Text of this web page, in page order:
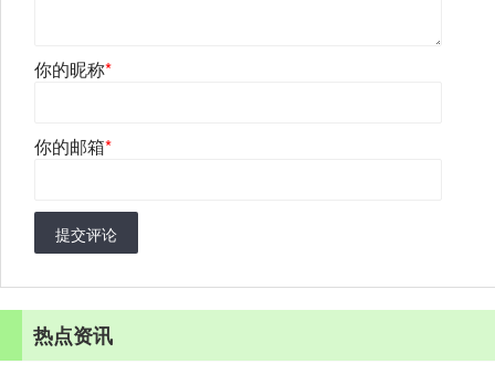
你的昵称*
你的邮箱*
提交评论
热点资讯